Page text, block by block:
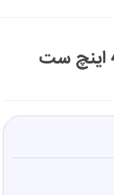
ست سه پارچه انبر ذریه ZORRIEH سایز 4.5 اینچ ست